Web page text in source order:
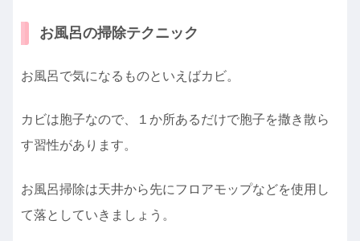
お風呂の掃除テクニック
お風呂で気になるものといえばカビ。
カビは胞子なので、１か所あるだけで胞子を撒き散ら
す習性があります。
お風呂掃除は天井から先にフロアモップなどを使用し
て落としていきましょう。